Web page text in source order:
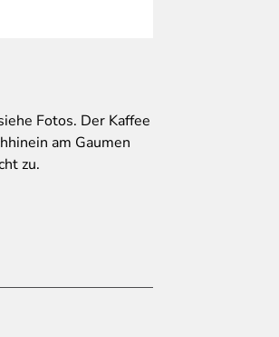
Fotos. Der Kaffee
am Gaumen
zu.